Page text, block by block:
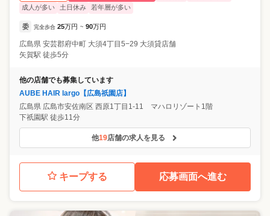
成人が多い
土日休み 若年層が多い
委 完全歩合 25万円 ~ 90万円
広島県 安芸郡府中町 大須4丁目5−29 大須貸店舗
矢賀駅 徒歩5分
他の店舗でも募集しています
AUBE HAIR largo【広島祇園店】
広島県 広島市安佐南区 西原1丁目1-11 マハロリゾート1階
下祇園駅 徒歩11分
他19店舗の求人を見る
キープする 応募画面へ進む